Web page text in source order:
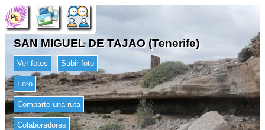
SAN MIGUEL DE TAJAO (Tenerife)
Ver fotos Subir foto
Foro
Comparte una ruta
Colaboradores